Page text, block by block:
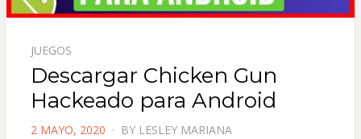
JUEGOS
Descargar Chicken Gun
Hackeado para Android
POSTED
2 MAYO, 2020 BY LESLEY MARIANA